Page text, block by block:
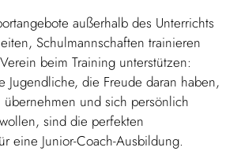
außerhalb des Unterrichts
Schulmannschaften trainieren
beim Training unterstützen:
Jugendliche, die Freude daran haben,
übernehmen und sich persönlich
sind die perfekten
eine Junior-Coach-Ausbildung.